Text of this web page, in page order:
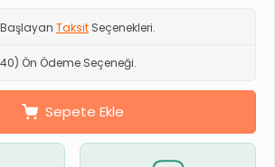
Taksit Seçenekleri.
Ön Ödeme Seçeneği.
Sepete Ekle